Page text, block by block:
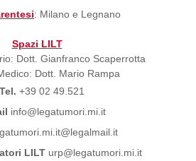
: Milano e Legnano
Spazi LILT
Dott. Gianfranco Scaperrotta
Dott. Mario Rampa
Tel. +39 02 49.521
info@legatumori.mi.it
LILTurp@legatumori.mi.it